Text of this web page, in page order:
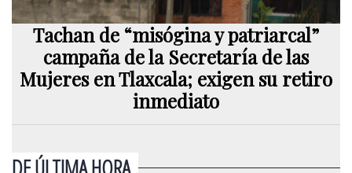
Tachan de “misógina y patriarcal”
campaña de la Secretaría de las
Mujeres en Tlaxcala; exigen su retiro
inmediato